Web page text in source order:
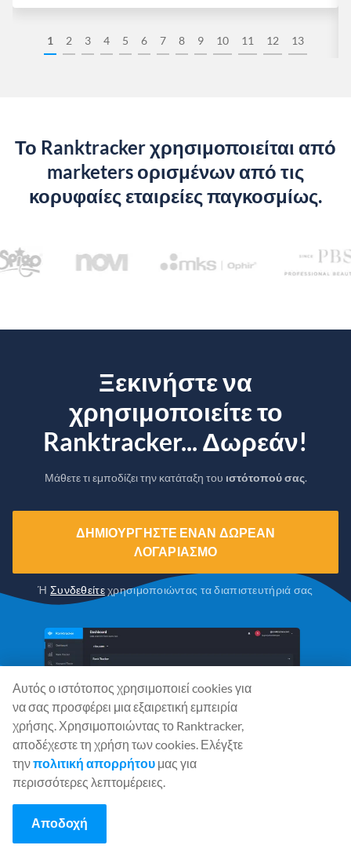
1 2 3 4 5 6 7 8 9 10 11 12 13
Το Ranktracker χρησιμοποιείται από
marketers ορισμένων από τις
κορυφαίες εταιρείες παγκοσμίως.
Ξεκινήστε να
χρησιμοποιείτε το
Ranktracker... Δωρεάν!
Μάθετε τι εμποδίζει την κατάταξη του ιστότοπού σας.
ΔΗΜΙΟΥΡΓΉΣΤΕ ΈΝΑΝ ΔΩΡΕΆΝ
ΛΟΓΑΡΙΑΣΜΌ
ΉΣυνδεθείτεχρησιμοποιώντας τα διαπιστευτήριά σας
Αυτός ο ιστότοπος χρησιμοποιεί cookies για
να σας προσφέρει μια εξαιρετική εμπειρία
χρήσης. Χρησιμοποιώντας το Ranktracker,
αποδέχεστε τη χρήση των cookies. Ελέγξτε
τηνπολιτική απορρήτου μας για
περισσότερες λεπτομέρειες.
Αποδοχή